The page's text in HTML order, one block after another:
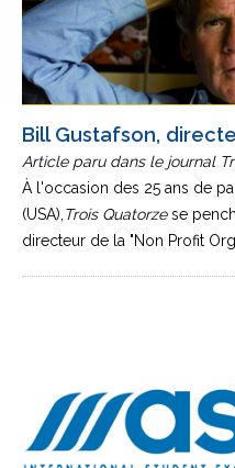
Bill Gustafson,
Article paru dans le journal
À l'occasion des 25 ans de
(USA), Trois Quatorzese
directeur de la "Non Profit